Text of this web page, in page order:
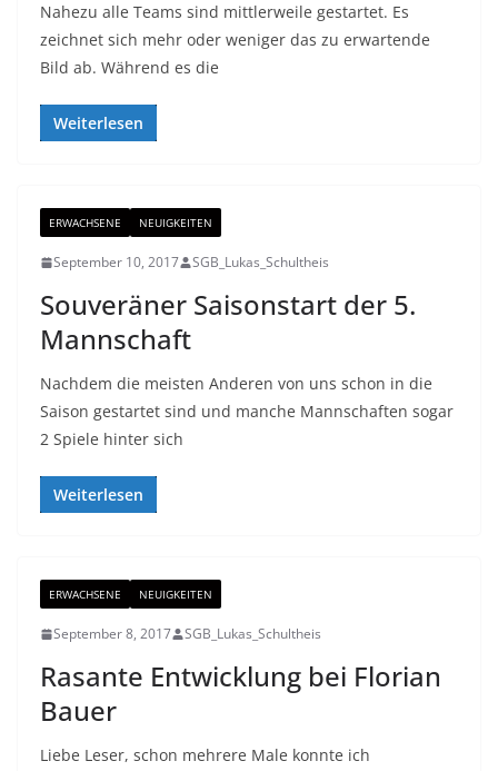
Nahezu alle Teams sind mittlerweile gestartet. Es
zeichnet sich mehr oder weniger das zu erwartende
Bild ab. Während es die
Weiterlesen
ERWACHSENE NEUIGKEITEN
September 10, 2017 SGB_Lukas_Schultheis
Souveräner Saisonstart der 5.
Mannschaft
Nachdem die meisten Anderen von uns schon in die
Saison gestartet sind und manche Mannschaften sogar
2 Spiele hinter sich
Weiterlesen
ERWACHSENE NEUIGKEITEN
September 8, 2017 SGB_Lukas_Schultheis
Rasante Entwicklung bei Florian
Bauer
Liebe Leser, schon mehrere Male konnte ich